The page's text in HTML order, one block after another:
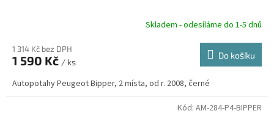
R
Skladem - odesíláme do 1-5 dnů
1 314 Kč bez DPH
1 590 Kč / ks
Do košíku
Autopotahy Peugeot Bipper, 2 místa, od r. 2008, černé
Kód: AM-284-P4-BIPPER